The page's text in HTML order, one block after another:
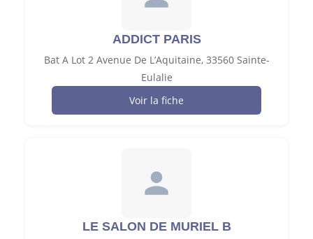
ADDICT PARIS
Bat A Lot 2 Avenue De L’Aquitaine, 33560 Sainte-
Eulalie
Voir la fiche
LE SALON DE MURIEL B